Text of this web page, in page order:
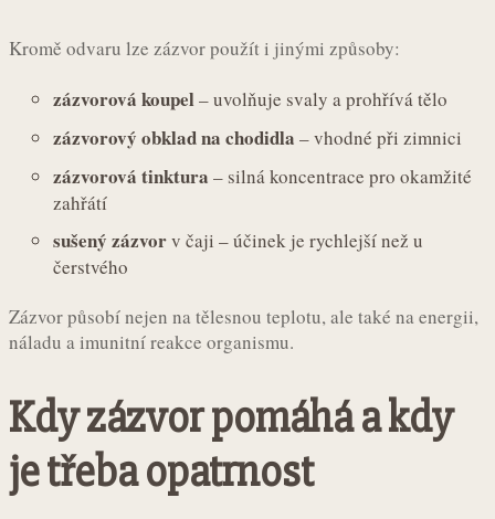
Kromě odvaru lze zázvor použít i jinými způsoby:
zázvorová koupel– uvolňuje svaly a prohřívá tělo
zázvorový obklad na chodidla – vhodné při zimnici
zázvorová tinktura – silná koncentrace pro okamžité
zahřátí
sušený zázvorv čaji – účinek je rychlejší než u
čerstvého
Zázvor působí nejen na tělesnou teplotu, ale také na energii,
náladu a imunitní reakce organismu.
Kdy zázvor pomáhá a kdy
je třeba opatrnost